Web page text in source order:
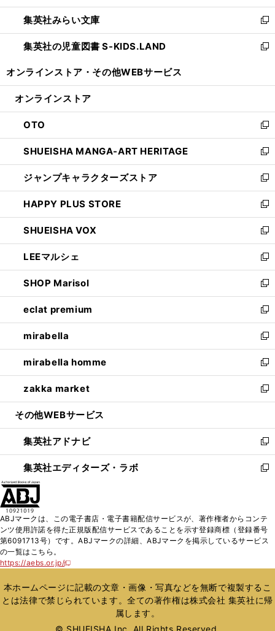
開
く
ウ
で
開
く
ン
ド
ウ
で
ウ
ィ
ン
ド
開
集英社みらい文庫
新
し
い
ン
ウ
で
開
く
集英社の児童図書 S-KIDS.LAND
新
ウ
ン
ド
ウ
で
開
く
オンラインストア・ その他WEBサービス
オンラインストア
OTO
新
し
い
ウ
ィ
ン
ド
ウ
で
開
く
SHUEISHA MANGA-ART HERITAGE
新
し
い
ウ
ィ
ン
ド
ウ
で
開
く
ジャンプキャラクターズストア
新
し
い
ウ
ィ
ン
ド
ウ
で
開
く
HAPPY PLUS STORE
新
し
い
ウ
ィ
ン
ド
ウ
で
開
く
SHUEISHA VOX
新
し
い
ウ
ィ
ン
ド
ウ
で
開
く
LEEマルシェ
新
し
い
ウ
ィ
ン
ド
ウ
で
開
く
SHOP Marisol
新
し
い
ウ
ィ
ン
ド
ウ
で
開
eclat premium
新
し
い
ウ
ィ
ン
ド
ウ
開
く
mirabella
新
し
い
ウ
ィ
ン
ウ
で
開
く
mirabella homme
新
し
い
ウ
ン
ド
ウ
で
zakka market
新
し
ウ
ィ
ン
ド
く
その他WEBサービス
集英社アドナビ
新
し
い
ド
ウ
で
集英社エディターズ・ラボ
新
ィ
ン
ド
開
く
ABJマークは、この電子書店・電子書籍配信サービスが、著作権者からコンテ
ンツ使用許諾を得た正規版配信サービスであることを示す登録商標（登録番号
第6091713号）です。ABJマークの詳細、ABJマークを掲示しているサービス
の一覧はこちら。
https://aebs.or.jp/
新
い
ウ
ィ
本ホームページに記載の文章・画像・写真などを無断で複製するこ
とは法律で禁じられています。全ての著作権は株式会社 集英社に帰
属します。